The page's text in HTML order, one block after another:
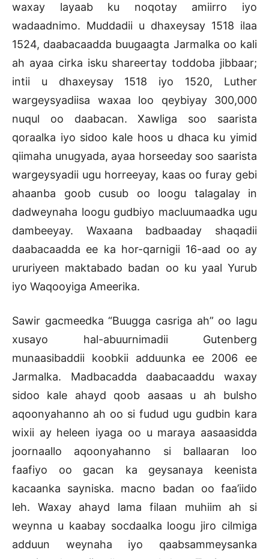
waxay layaab ku noqotay amiirro iyo
wadaadnimo. Muddadii u dhaxeysay 1518 ilaa
1524, daabacaadda buugaagta Jarmalka oo kali
ah ayaa cirka isku shareertay toddoba jibbaar;
intii u dhaxeysay 1518 iyo 1520, Luther
wargeysyadiisa waxaa loo qeybiyay 300,000
nuqul oo daabacan. Xawliga soo saarista
qoraalka iyo sidoo kale hoos u dhaca ku yimid
qiimaha unugyada, ayaa horseeday soo saarista
wargeysyadii ugu horreeyay, kaas oo furay gebi
ahaanba goob cusub oo loogu talagalay in
dadweynaha loogu gudbiyo macluumaadka ugu
dambeeyay. Waxaana badbaaday shaqadii
daabacaadda ee ka hor-qarnigii 16-aad oo ay
ururiyeen maktabado badan oo ku yaal Yurub
iyo Waqooyiga Ameerika.
Sawir gacmeedka “Buugga casriga ah” oo lagu
xusayo hal-abuurnimadii Gutenberg
munaasibaddii koobkii adduunka ee 2006 ee
Jarmalka. Madbacadda daabacaaddu waxay
sidoo kale ahayd qoob aasaas u ah bulsho
aqoonyahanno ah oo si fudud ugu gudbin kara
wixii ay heleen iyaga oo u maraya aasaasidda
joornaallo aqoonyahanno si ballaaran loo
faafiyo oo gacan ka geysanaya keenista
kacaanka sayniska. macno badan oo faa’iido
leh. Waxay ahayd lama filaan muhiim ah si
weynna u kaabay socdaalka loogu jiro cilmiga
adduun weynaha iyo qaabsammeysanka